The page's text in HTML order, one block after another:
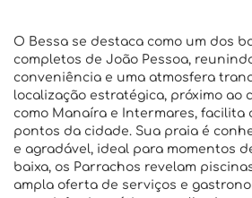
O Bessa se destaca como um dos
completos de João Pessoa,
conveniência e uma atmosfera
localização estratégica, próximo ao
como Manaíra e Intermares, facilita
pontos da cidade. Sua praia é
e agradável, ideal para momentos
baixa, os Parrachos revelam
ampla oferta de serviços e